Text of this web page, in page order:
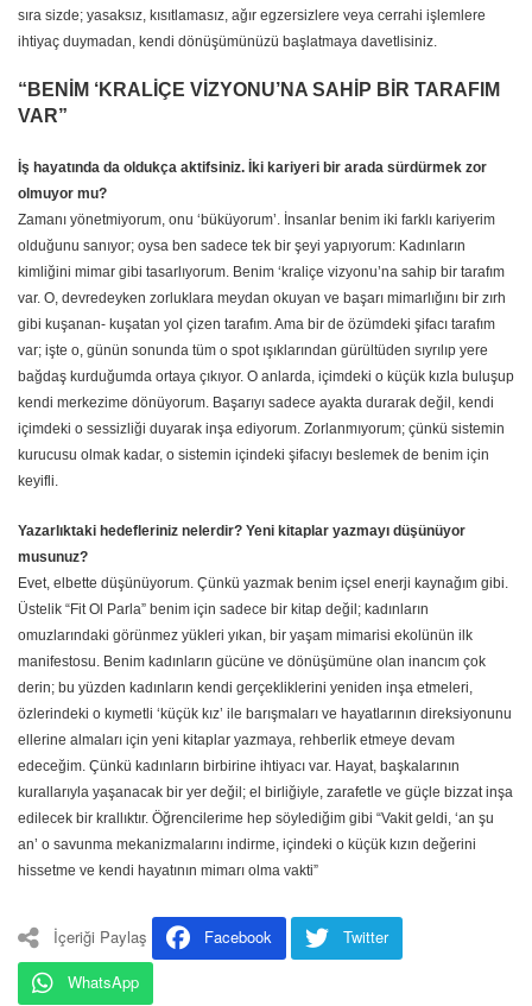
sıra sizde; yasaksız, kısıtlamasız, ağır egzersizlere veya cerrahi işlemlere
ihtiyaç duymadan, kendi dönüşümünüzü başlatmaya davetlisiniz.
“BENİM ‘KRALİÇE VİZYONU’NA SAHİP BİR TARAFIM
VAR”
İş hayatında da oldukça aktifsiniz. İki kariyeri bir arada sürdürmek zor
olmuyor mu?
​Zamanı yönetmiyorum, onu ‘büküyorum’. İnsanlar benim iki farklı kariyerim
olduğunu sanıyor; oysa ben sadece tek bir şeyi yapıyorum: Kadınların
kimliğini mimar gibi tasarlıyorum. Benim ‘kraliçe vizyonu’na sahip bir tarafım
var. O, devredeyken zorluklara meydan okuyan ve başarı mimarlığını bir zırh
gibi kuşanan- kuşatan yol çizen tarafım. Ama bir de özümdeki şifacı tarafım
var; işte o, günün sonunda tüm o spot ışıklarından gürültüden sıyrılıp yere
bağdaş kurduğumda ortaya çıkıyor. O anlarda, içimdeki o küçük kızla buluşup
kendi merkezime dönüyorum. Başarıyı sadece ayakta durarak değil, kendi
içimdeki o sessizliği duyarak inşa ediyorum. Zorlanmıyorum; çünkü sistemin
kurucusu olmak kadar, o sistemin içindeki şifacıyı beslemek de benim için
keyifli.
Yazarlıktaki hedefleriniz nelerdir? Yeni kitaplar yazmayı düşünüyor
musunuz?
​Evet, elbette düşünüyorum. Çünkü yazmak benim içsel enerji kaynağım gibi.
Üstelik “Fit Ol Parla” benim için sadece bir kitap değil; kadınların
omuzlarındaki görünmez yükleri yıkan, bir yaşam mimarisi ekolünün ilk
manifestosu. Benim kadınların gücüne ve dönüşümüne olan inancım çok
derin; bu yüzden kadınların kendi gerçekliklerini yeniden inşa etmeleri,
özlerindeki o kıymetli ‘küçük kız’ ile barışmaları ve hayatlarının direksiyonunu
ellerine almaları için yeni kitaplar yazmaya, rehberlik etmeye devam
edeceğim. Çünkü kadınların birbirine ihtiyacı var. Hayat, başkalarının
kurallarıyla yaşanacak bir yer değil; el birliğiyle, zarafetle ve güçle bizzat inşa
edilecek bir krallıktır. Öğrencilerime hep söylediğim gibi “Vakit geldi, ‘an şu
an’ o savunma mekanizmalarını indirme, içindeki o küçük kızın değerini
hissetme ve kendi hayatının mimarı olma vakti”
İçeriği Paylaş Facebook
Twitter
WhatsApp